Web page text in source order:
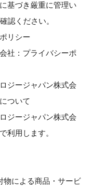
基づき厳重に管理い
認ください。
リシー
社： プライバシーポ
ジージャパン株式会
ついて
ジージャパン株式会
利用します。
物による商品・サービ